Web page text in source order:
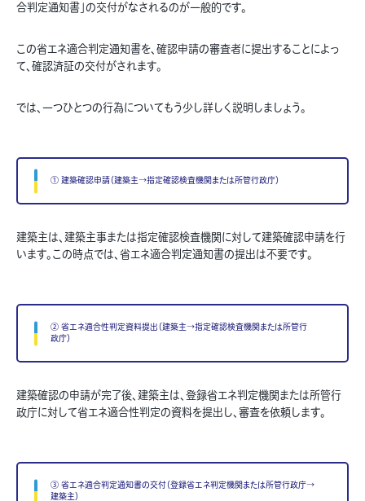
合判定通知書」の交付がなされるのが一般的です。
この省エネ適合判定通知書を、確認申請の審査者に提出することによっ
て、確認済証の交付がされます。
では、一つひとつの行為についてもう少し詳しく説明しましょう。
① 建築確認申請（建築主→指定確認検査機関または所管行政庁）
建築主は、建築主事または指定確認検査機関に対して建築確認申請を行
います。この時点では、省エネ適合判定通知書の提出は不要です。
② 省エネ適合性判定資料提出（建築主→指定確認検査機関または所管行
政庁）
建築確認の申請が完了後、建築主は、登録省エネ判定機関または所管行
政庁に対して省エネ適合性判定の資料を提出し、審査を依頼します。
③ 省エネ適合判定通知書の交付（登録省エネ判定機関または所管行政庁→
建築主）